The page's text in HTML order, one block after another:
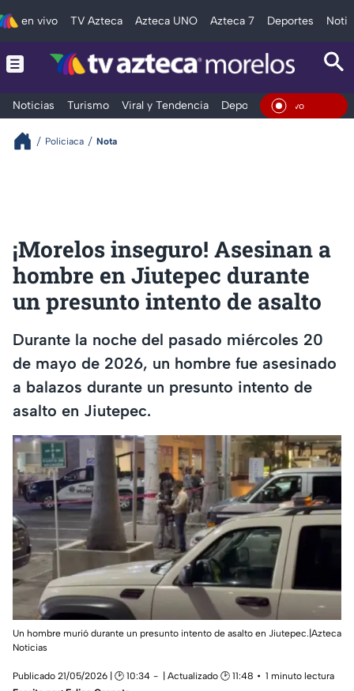
en vivo TV Azteca Azteca UNO Azteca 7 Deportes
Noticias Turismo Viral y Tendencia Deportes Espectáculos
En
Policiaca Nota
¡Morelos inseguro! Asesinan a
hombre en Jiutepec durante
un presunto intento de asalto
Durante la noche del pasado miércoles 20
de mayo de 2026, un hombre fue asesinado
a balazos durante un presunto intento de
asalto en Jiutepec.
Un hombre murió durante un presunto intento de asalto en Jiutepec.|Azteca
Noticias
Publicado 21/05/2026 | 🕑 10:34 | Actualizado 🕑 11:48
1 minuto lectura